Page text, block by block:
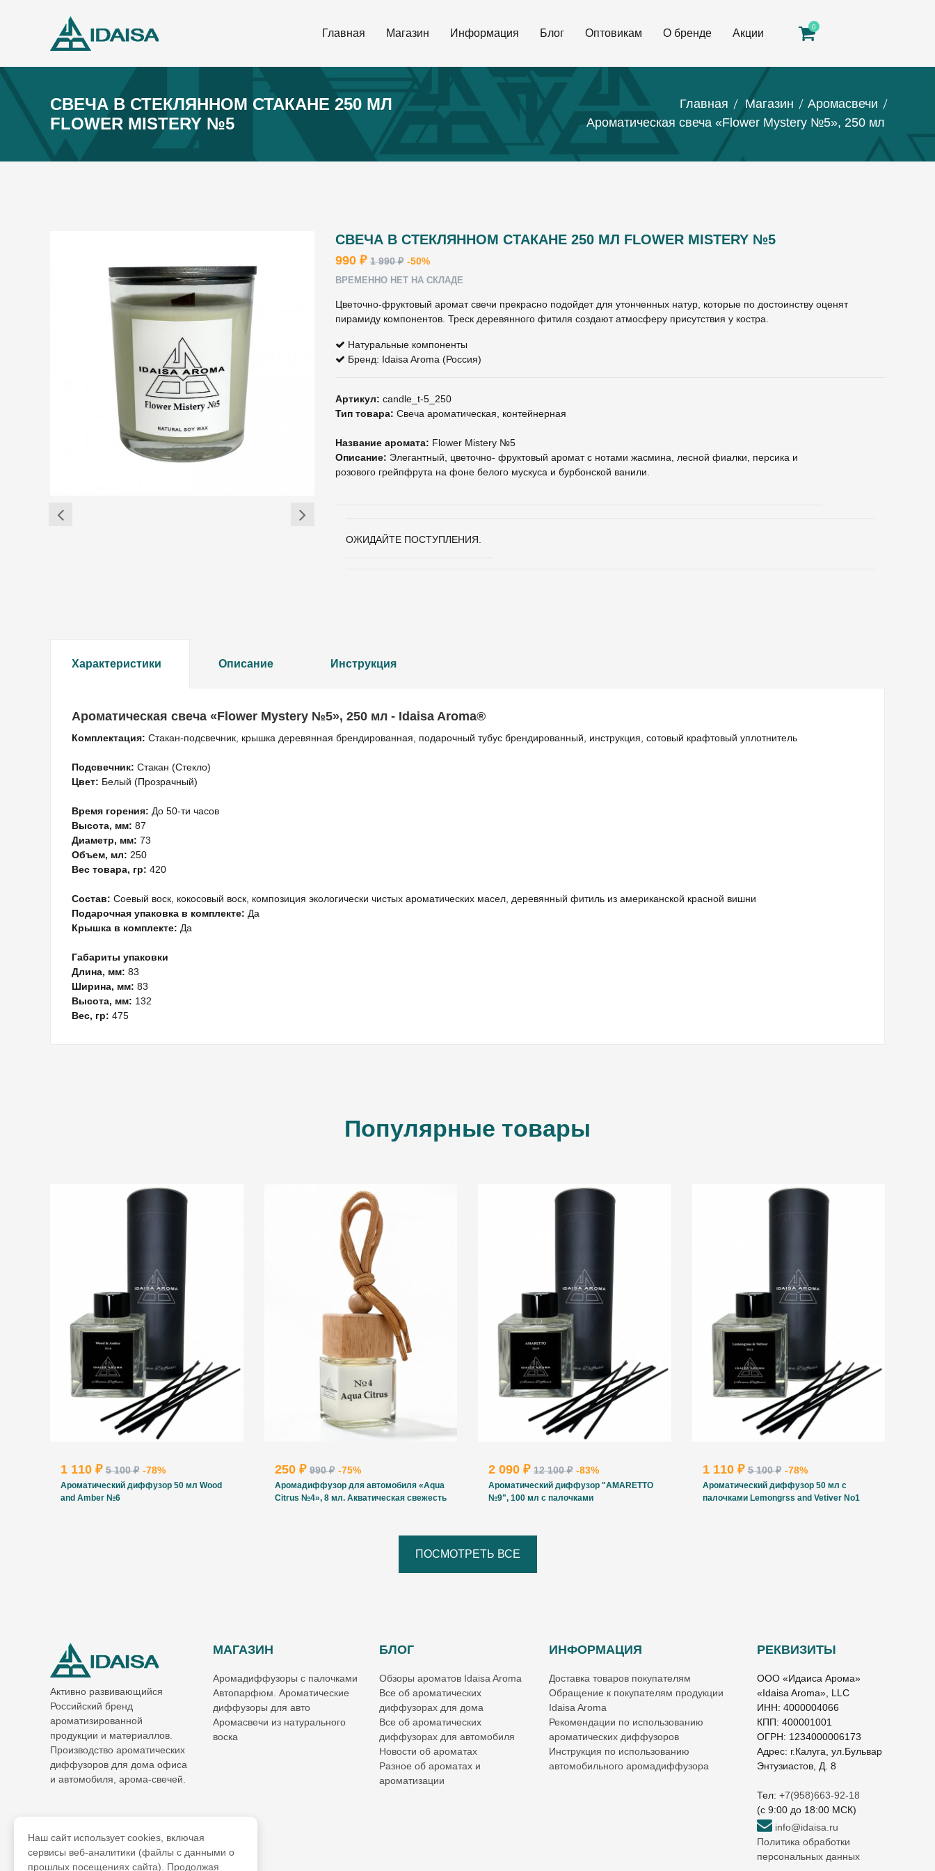
Главная Магазин Информация Блог Оптовикам О бренде Акции
0
СВЕЧА В СТЕКЛЯННОМ СТАКАНЕ 250 МЛ
FLOWER MISTERY №5
Главная Магазин
Аромасвечи
Ароматическая свеча «Flower Mystery №5», 250 мл
СВЕЧА В СТЕКЛЯННОМ СТАКАНЕ 250 МЛ FLOWER MISTERY №5
990 ₽ 1 990 ₽ -50%
ВРЕМЕННО НЕТ НА СКЛАДЕ
Цветочно-фруктовый аромат свечи прекрасно подойдет для утонченных натур, которые по достоинству оценят
пирамиду компонентов. Треск деревянного фитиля создают атмосферу присутствия у костра.
Натуральные компоненты
Бренд: Idaisa Aroma (Россия)
Артикул: candle_t-5_250
Тип товара: Свеча ароматическая, контейнерная
Название аромата: Flower Mistery №5
Описание: Элегантный, цветочно- фруктовый аромат с нотами жасмина, лесной фиалки, персика и
розового грейпфрута на фоне белого мускуса и бурбонской ванили.
ОЖИДАЙТЕ ПОСТУПЛЕНИЯ.
Характеристики Описание Инструкция
Ароматическая свеча «Flower Mystery №5», 250 мл - Idaisa Aroma®
Комплектация: Стакан-подсвечник, крышка деревянная брендированная, подарочный тубус брендированный, инструкция, сотовый крафтовый уплотнитель
Подсвечник: Стакан (Стекло)
Цвет: Белый (Прозрачный)
Время горения: До 50-ти часов
Высота, мм: 87
Диаметр, мм: 73
Объем, мл: 250
Вес товара, гр: 420
Состав: Соевый воск, кокосовый воск, композиция экологически чистых ароматических масел, деревянный фитиль из американской красной вишни
Подарочная упаковка в комплекте: Да
Крышка в комплекте: Да
Габариты упаковки
Длина, мм: 83
Ширина, мм: 83
Высота, мм: 132
Вес, гр: 475
Популярные товары
1 110 ₽ 5 100 ₽ -78%
Ароматический диффузор 50 мл Wood
and Amber №6
250 ₽990 ₽ -75%
Аромадиффузор для автомобиля «Aqua
Citrus №4», 8 мл. Акватическая свежесть
2 090 ₽ 12 100 ₽ -83%
Ароматический диффузор "AMARETTO
№9", 100 мл с палочками
1 110 ₽5 100 ₽ -78%
Ароматический диффузор 50 мл с
палочками Lemongrss and Vetiver No1
ПОСМОТРЕТЬ ВСЕ
Активно развивающийся
Российский бренд
ароматизированной
продукции и материаллов.
Производство ароматических
диффузоров для дома офиса
и автомобиля, арома-свечей.
МАГАЗИН
Аромадиффузоры с палочками
Автопарфюм. Ароматические
диффузоры для авто
Аромасвечи из натурального
воска
БЛОГ
Обзоры ароматов Idaisa Aroma
Все об ароматических
диффузорах для дома
Все об ароматических
диффузорах для автомобиля
Новости об ароматах
Разное об ароматах и
ароматизации
ИНФОРМАЦИЯ
Доставка товаров покупателям
Обращение к покупателям продукции
Idaisa Aroma
Рекомендации по использованию
ароматических диффузоров
Инструкция по использованию
автомобильного аромадиффузора
РЕКВИЗИТЫ
ООО «Идаиса Арома»
«Idaisa Aroma», LLC
ИНН: 4000004066
КПП: 400001001
ОГРН: 1234000006173
Адрес: г.Калуга, ул.Бульвар
Энтузиастов, Д. 8
Тел:+7(958)663-92-18
(c 9:00 до 18:00 МСК)
info@idaisa.ru
Политика обработки
персональных данных
Наш сайт использует cookies, включая
сервисы веб-аналитики (файлы с данными о
прошлых посещениях сайта). Продолжая